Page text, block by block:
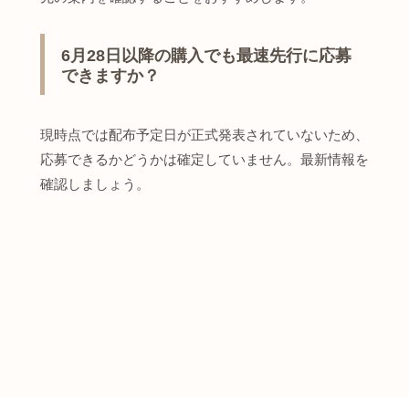
6月28日以降の購入でも最速先行に応募
できますか？
現時点では配布予定日が正式発表されていないため、
応募できるかどうかは確定していません。最新情報を
確認しましょう。